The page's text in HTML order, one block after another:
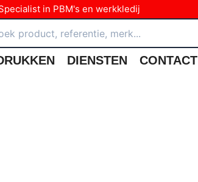
in PBM's en werkkledij
DIENSTEN CONTACT